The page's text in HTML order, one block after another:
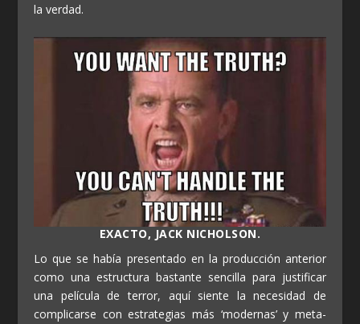
la verdad.
EXACTO, JACK NICHOLSON.
Lo que se había presentado en la producción anterior
como una estructura bastante sencilla para justificar
una película de terror, aquí siente la necesidad de
complicarse con estrategias más ‘modernas’ y meta-